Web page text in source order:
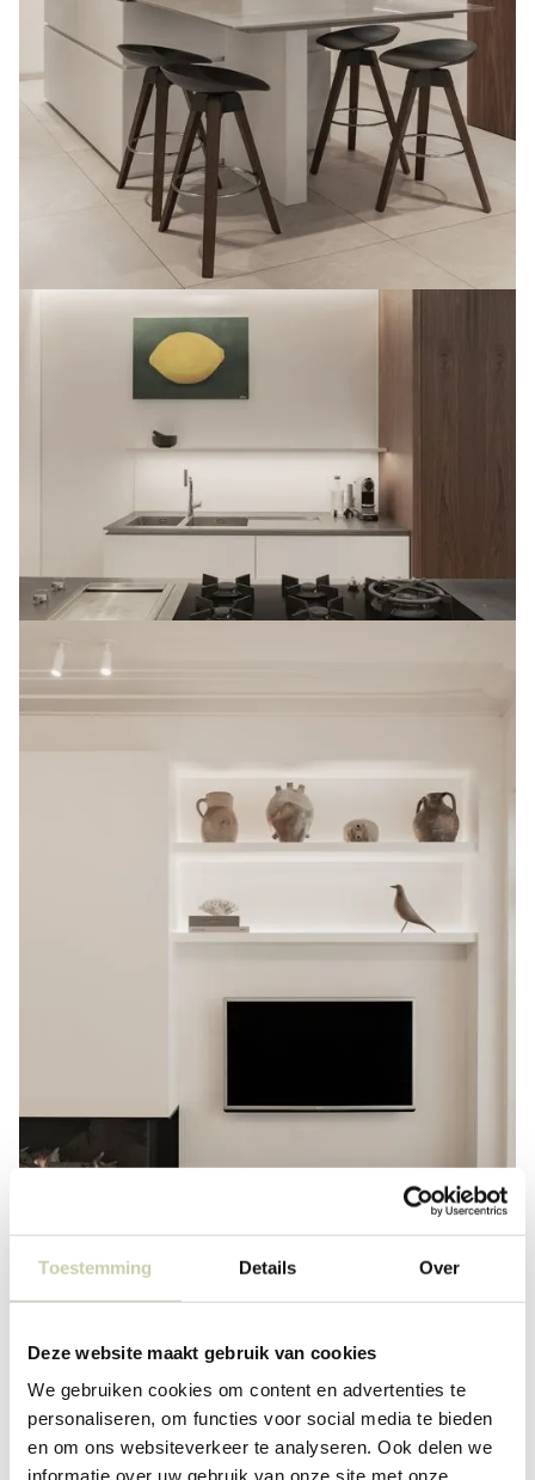
Toestemming Details Over
Deze website maakt gebruik van cookies
We gebruiken cookies om content en advertenties te
personaliseren, om functies voor social media te bieden
en om ons websiteverkeer te analyseren. Ook delen we
informatie over uw gebruik van onze site met onze